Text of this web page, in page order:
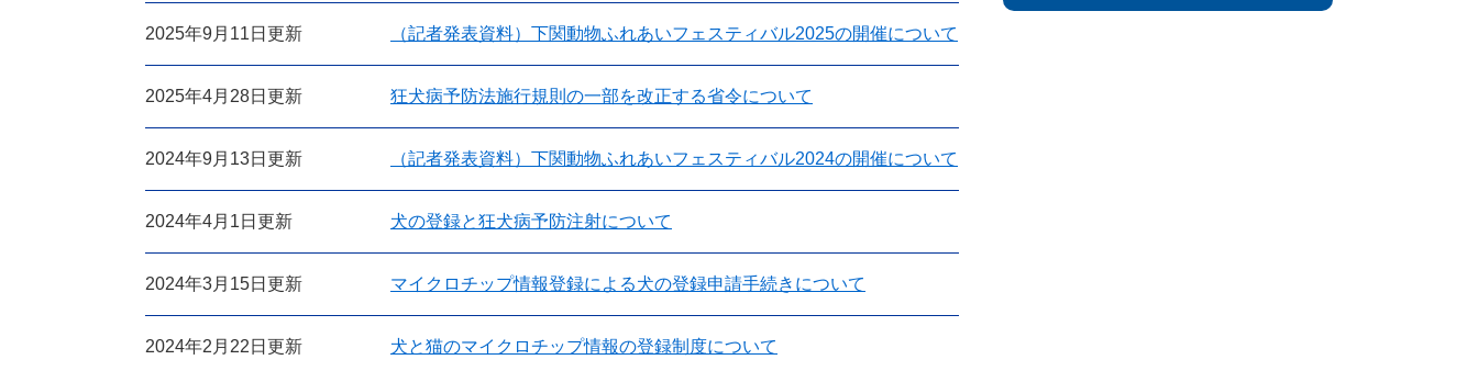
2025年9月11日更新 （記者発表資料）下関動物ふれあいフェスティバル2025の開催について
2025年4月28日更新 狂犬病予防法施行規則の一部を改正する省令について
2024年9月13日更新 （記者発表資料）下関動物ふれあいフェスティバル2024の開催について
2024年4月1日更新 犬の登録と狂犬病予防注射について
2024年3月15日更新 マイクロチップ情報登録による犬の登録申請手続きについて
2024年2月22日更新 犬と猫のマイクロチップ情報の登録制度について